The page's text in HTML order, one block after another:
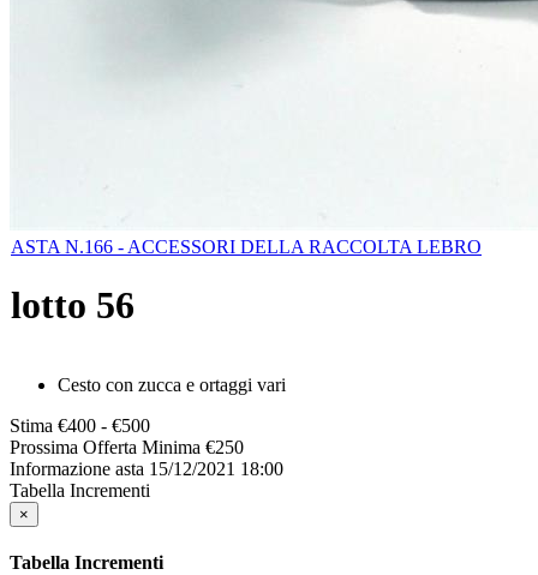
ASTA N.166 - ACCESSORI DELLA RACCOLTA LEBRO
lotto 56
Cesto con zucca e ortaggi vari
Stima €400 - €500
Prossima Offerta Minima €250
Informazione asta 15/12/2021 18:00
Tabella Incrementi
×
Tabella Incrementi